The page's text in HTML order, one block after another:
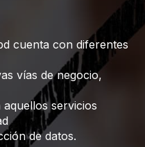
cuenta con diferentes
vías de negocio,
servicios
de datos.